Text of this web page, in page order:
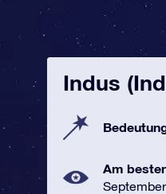
Indus
Am
September